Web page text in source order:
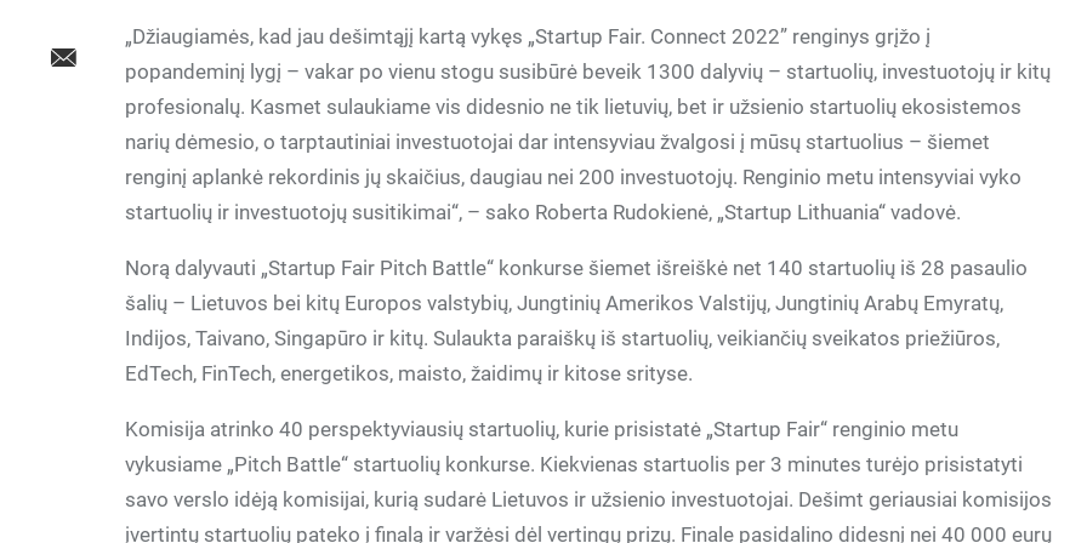
„Džiaugiamės, kad jau dešimtąjį kartą vykęs „Startup Fair. Connect 2022” renginys grįžo į
popandeminį lygį – vakar po vienu stogu susibūrė beveik 1300 dalyvių – startuolių, investuotojų ir kitų
profesionalų. Kasmet sulaukiame vis didesnio ne tik lietuvių, bet ir užsienio startuolių ekosistemos
narių dėmesio, o tarptautiniai investuotojai dar intensyviau žvalgosi į mūsų startuolius – šiemet
renginį aplankė rekordinis jų skaičius, daugiau nei 200 investuotojų. Renginio metu intensyviai vyko
startuolių ir investuotojų susitikimai“, – sako Roberta Rudokienė, „Startup Lithuania“ vadovė.
Norą dalyvauti „Startup Fair Pitch Battle“ konkurse šiemet išreiškė net 140 startuolių iš 28 pasaulio
šalių – Lietuvos bei kitų Europos valstybių, Jungtinių Amerikos Valstijų, Jungtinių Arabų Emyratų,
Indijos, Taivano, Singapūro ir kitų. Sulaukta paraiškų iš startuolių, veikiančių sveikatos priežiūros,
EdTech, FinTech, energetikos, maisto, žaidimų ir kitose srityse.
Komisija atrinko 40 perspektyviausių startuolių, kurie prisistatė „Startup Fair“ renginio metu
vykusiame „Pitch Battle“ startuolių konkurse. Kiekvienas startuolis per 3 minutes turėjo prisistatyti
savo verslo idėją komisijai, kurią sudarė Lietuvos ir užsienio investuotojai. Dešimt geriausiai komisijos
įvertintų startuolių pateko į finalą ir varžėsi dėl vertingų prizų. Finale pasidalino didesnį nei 40 000 eurų